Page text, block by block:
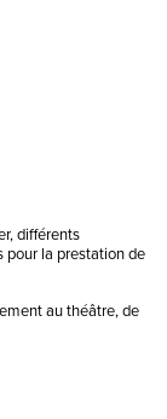
différents
pour la prestation de
au théâtre, de